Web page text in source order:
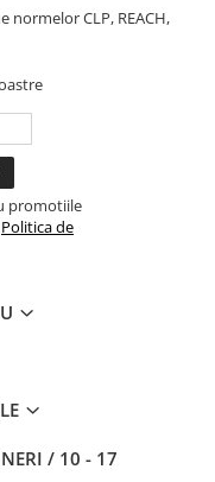
CLP, REACH,
promotiile
Politica de
/ 10 - 17